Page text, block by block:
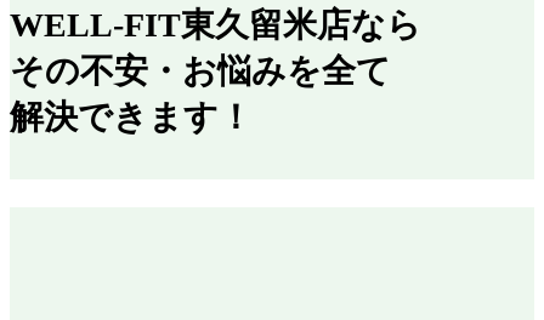
WELL-FIT東久留米店なら
その不安・お悩みを全て
解決できます！